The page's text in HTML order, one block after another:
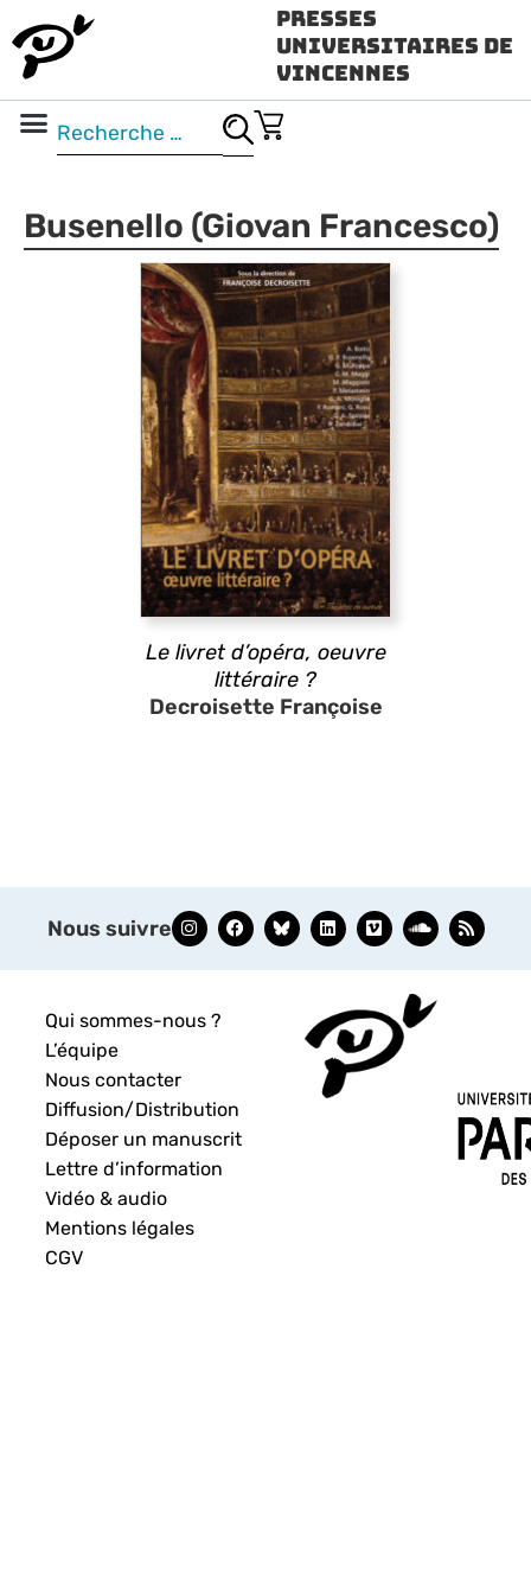
Presses
Universitaires de
Vincennes
Busenello (Giovan Francesco)
Le livret d’opéra, oeuvre
littéraire ?
Decroisette Françoise
Nous suivre
Qui sommes-nous ?
L’équipe
Nous contacter
Diffusion/Distribution
Déposer un manuscrit
Lettre d’information
Vidéo & audio
Mentions légales
CGV